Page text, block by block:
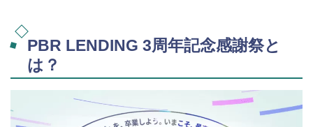
PBR LENDING 3周年記念感謝祭と
は？